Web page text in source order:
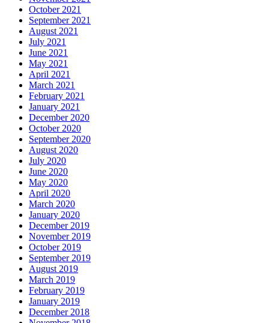
October 2021
September 2021
August 2021
July 2021
June 2021
May 2021
April 2021
March 2021
February 2021
January 2021
December 2020
October 2020
September 2020
August 2020
July 2020
June 2020
May 2020
April 2020
March 2020
January 2020
December 2019
November 2019
October 2019
September 2019
August 2019
March 2019
February 2019
January 2019
December 2018